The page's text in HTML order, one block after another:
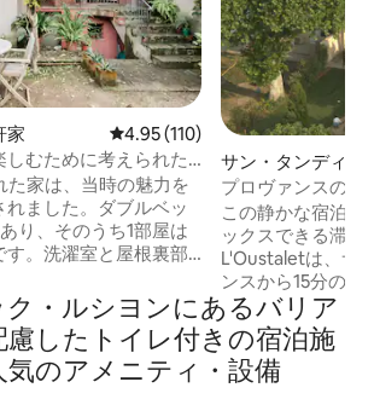
家 レビュー110件、5つ星中4.95つ
4.95 (110)
むために考えられた
た家は、当時の魅力を
ました。ダブルベッ
り、そのうち1部屋は
す。洗濯室と屋根裏部
いテラスにつながって
ができる活動について
ムでご覧ください。
サン・タンディオ
ニアム
プロヴァンスの
この静かな宿泊施
ックスできる滞在
L'Oustaletは、サ
ンスから15分の
る農家の一軒家で
ベロンの間のプロ
に位置していま
室2部屋、トイレ
・ルシヨンにあるバリア
慮したトイレ付きの宿泊施
気のアメニティ・設備